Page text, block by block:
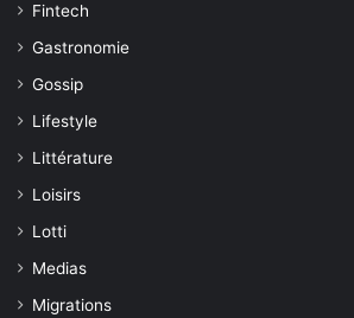
Fintech
Gastronomie
Gossip
Lifestyle
Littérature
Loisirs
Lotti
Medias
Migrations